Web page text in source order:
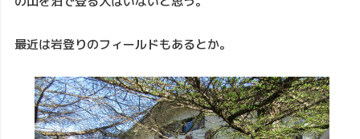
最近は岩登りのフィールドもあるとか。